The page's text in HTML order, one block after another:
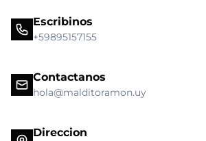
Escribinos
+59895157155
Contactanos
hola@malditoramon.uy
Direccion